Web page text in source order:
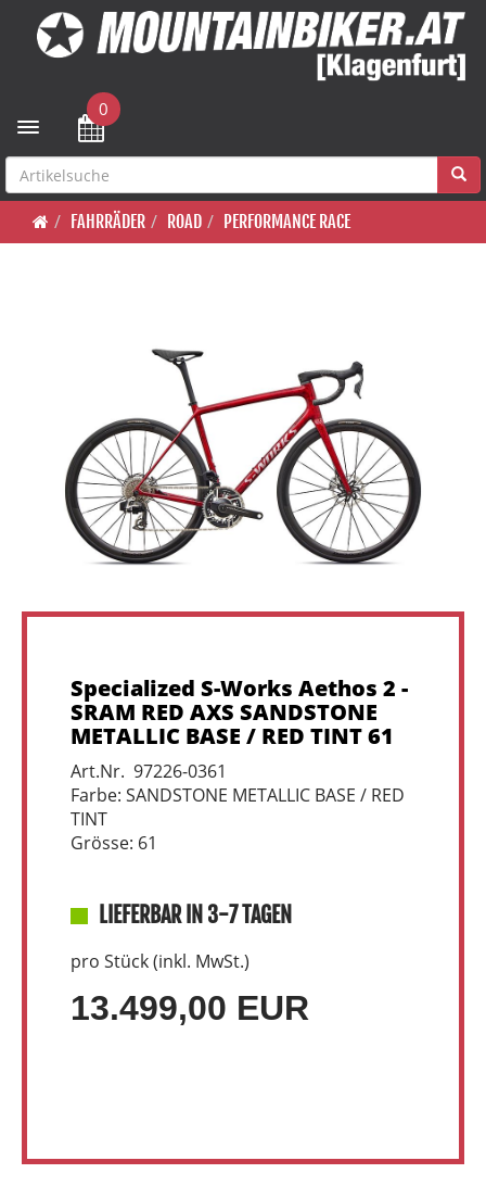
Toggle navigation
0
FAHRRÄDER ROAD PERFORMANCE RACE
Specialized S-Works Aethos 2 -
SRAM RED AXS SANDSTONE
METALLIC BASE / RED TINT 61
Art.Nr. 97226-0361
Farbe: SANDSTONE METALLIC BASE / RED
TINT
Grösse: 61
LIEFERBAR IN 3-7 TAGEN
pro Stück (inkl. MwSt.)
13.499,00 EUR